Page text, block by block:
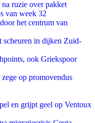
ruzie over pakket
van week 32
het centrum van
scheuren in dijken Zuid-
ook Griekspoor
op promovendus
en grijpt geel op Ventoux